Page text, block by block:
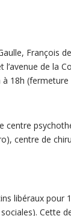
François
l’avenue de la
18h (fermeture
centre de
libéraux pour
Cette